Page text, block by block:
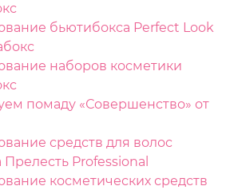
бьютибокса Perfect Look
наборов косметики
помаду «Совершенство» от
средств для волос
Professional
косметических средств